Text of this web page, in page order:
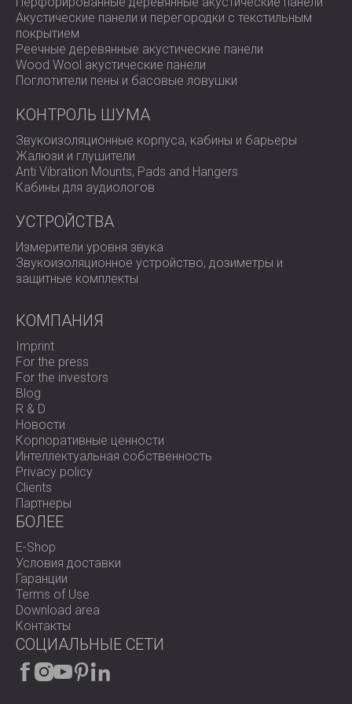
Акустические панели и перегородки с текстильным
покрытием
Реечные деревянные акустические панели
Wood Wool акустические панели
Поглотители пены и басовые ловушки
КОНТРОЛЬ ШУМА
Звукоизоляционные корпуса, кабины и барьеры
Жалюзи и глушители
Anti Vibration Mounts, Pads and Hangers
Кабины для аудиологов
УСТРОЙСТВА
Измерители уровня звука
Звукоизоляционное устройство, дозиметры и
защитные комплекты
КОМПАНИЯ
Imprint
For the press
For the investors
Blog
R & D
Новости
Корпоративные ценности
Интеллектуальная собственность
Privacy policy
Clients
Партнеры
БОЛЕЕ
E-Shop
Условия доставки
Гаранции
Terms of Use
Download area
Контакты
СОЦИАЛЬНЫЕ СЕТИ